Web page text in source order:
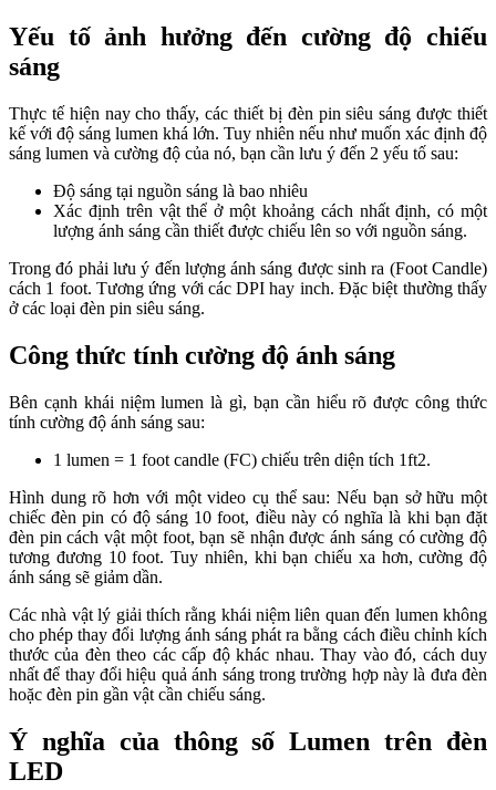
Yếu tố ảnh hưởng đến cường độ chiếu
sáng
Thực tế hiện nay cho thấy, các thiết bị đèn pin siêu sáng được thiết
kế với độ sáng lumen khá lớn. Tuy nhiên nếu như muốn xác định độ
sáng lumen và cường độ của nó, bạn cần lưu ý đến 2 yếu tố sau:
Độ sáng tại nguồn sáng là bao nhiêu
Xác định trên vật thể ở một khoảng cách nhất định, có một
lượng ánh sáng cần thiết được chiếu lên so với nguồn sáng.
Trong đó phải lưu ý đến lượng ánh sáng được sinh ra (Foot Candle)
cách 1 foot. Tương ứng với các DPI hay inch. Đặc biệt thường thấy
ở các loại đèn pin siêu sáng.
Công thức tính cường độ ánh sáng
Bên cạnh khái niệm lumen là gì, bạn cần hiểu rõ được công thức
tính cường độ ánh sáng sau:
1 lumen = 1 foot candle (FC) chiếu trên diện tích 1ft2.
Hình dung rõ hơn với một video cụ thể sau: Nếu bạn sở hữu một
chiếc đèn pin có độ sáng 10 foot, điều này có nghĩa là khi bạn đặt
đèn pin cách vật một foot, bạn sẽ nhận được ánh sáng có cường độ
tương đương 10 foot. Tuy nhiên, khi bạn chiếu xa hơn, cường độ
ánh sáng sẽ giảm dần.
Các nhà vật lý giải thích rằng khái niệm liên quan đến lumen không
cho phép thay đổi lượng ánh sáng phát ra bằng cách điều chỉnh kích
thước của đèn theo các cấp độ khác nhau. Thay vào đó, cách duy
nhất để thay đổi hiệu quả ánh sáng trong trường hợp này là đưa đèn
hoặc đèn pin gần vật cần chiếu sáng.
Ý nghĩa của thông số Lumen trên đèn
LED